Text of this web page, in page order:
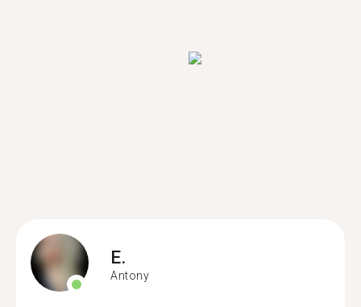
E.
Antony